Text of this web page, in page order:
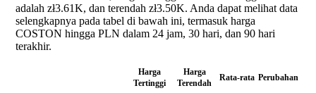
adalah zł3.61K, dan terendah zł3.50K. Anda dapat melihat data
selengkapnya pada tabel di bawah ini, termasuk harga
COSTON hingga PLN dalam 24 jam, 30 hari, dan 90 hari
terakhir.
Harga
Tertinggi
Harga
Terendah
Rata-rata Perubahan